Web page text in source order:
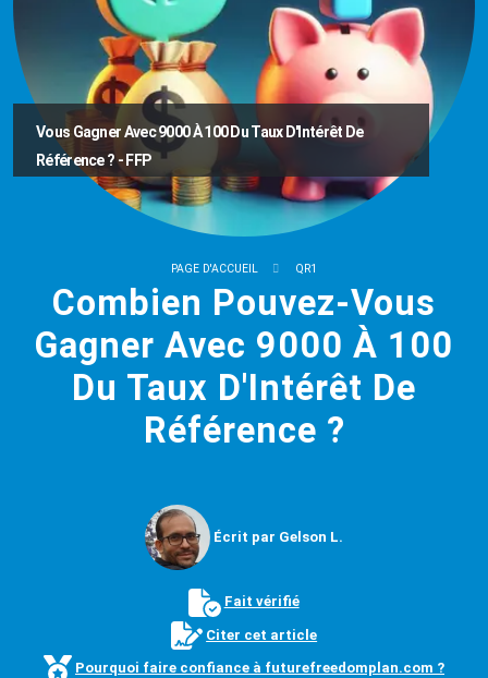
Vous Gagner Avec 9000 À 100 Du Taux D'Intérêt De
Référence ? - FFP
PAGE D'ACCUEIL QR1
Combien Pouvez-Vous
Gagner Avec 9000 À 100
Du Taux D'Intérêt De
Référence ?
Écrit par Gelson L.
Fait vérifié
Citer cet article
Pourquoi faire confiance à futurefreedomplan.com ?